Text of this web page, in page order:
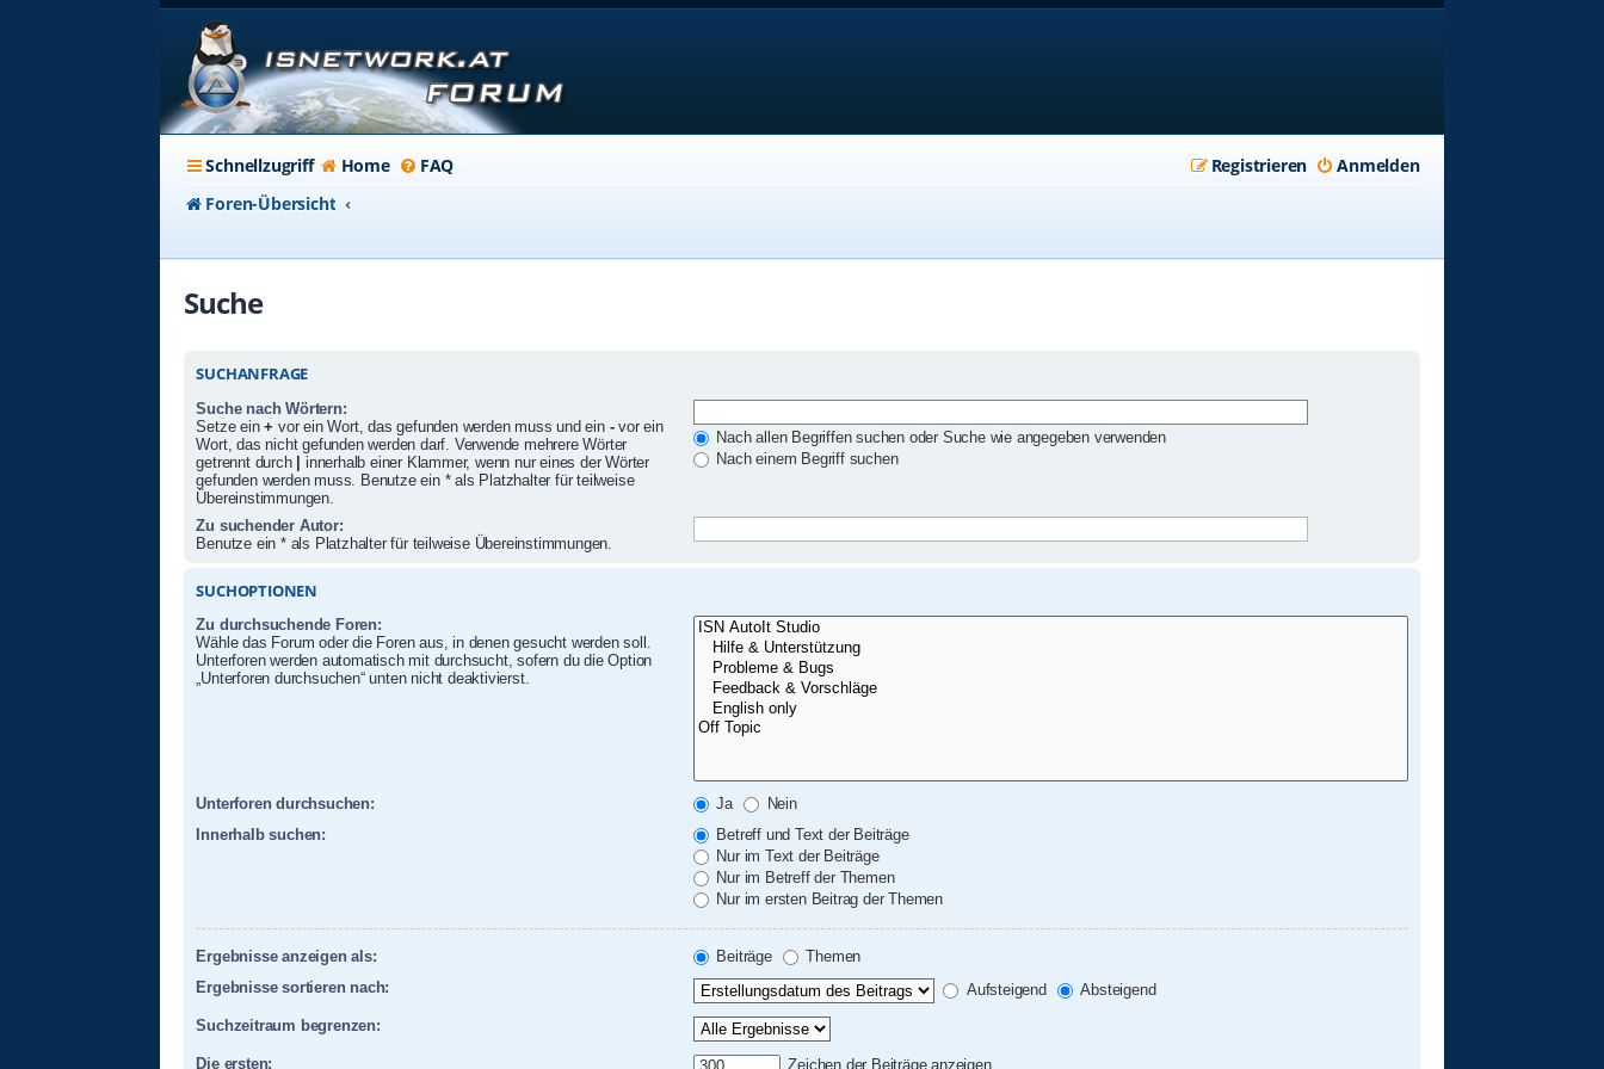
Schnellzugriff Home FAQ Anmelden
Registrieren
Foren-Übersicht
Suche
SUCHANFRAGE
Suche nach Wörtern:
Setze ein+ vor ein Wort, das gefunden werden muss und ein -vor ein
Wort, das nicht gefunden werden darf. Verwende mehrere Wörter
getrennt durch | innerhalb einer Klammer, wenn nur eines der Wörter
gefunden werden muss. Benutze ein * als Platzhalter für teilweise
Übereinstimmungen.
Nach allen Begriffen suchen oder Suche wie angegeben verwenden
Nach einem Begriff suchen
Zu suchender Autor:
Benutze ein * als Platzhalter für teilweise Übereinstimmungen.
SUCHOPTIONEN
Zu durchsuchende Foren:
Wähle das Forum oder die Foren aus, in denen gesucht werden soll.
Unterforen werden automatisch mit durchsucht, sofern du die Option
„Unterforen durchsuchen“ unten nicht deaktivierst.
Unterforen durchsuchen: Ja
Nein
Innerhalb suchen:
Betreff und Text der Beiträge
Nur im Text der Beiträge
Nur im Betreff der Themen
Nur im ersten Beitrag der Themen
Ergebnisse anzeigen als: Beiträge
Themen
Ergebnisse sortieren nach:
Aufsteigend Absteigend
Suchzeitraum begrenzen:
Die ersten: Zeichen der Beiträge anzeigen